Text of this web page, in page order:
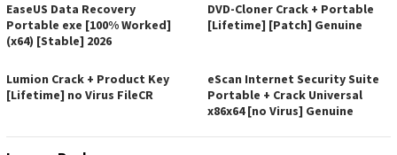
EaseUS Data Recovery
Portable exe [100% Worked]
(x64) [Stable] 2026
DVD-Cloner Crack + Portable
[Lifetime] [Patch] Genuine
Lumion Crack + Product Key
[Lifetime] no Virus FileCR
eScan Internet Security Suite
Portable + Crack Universal
x86x64 [no Virus] Genuine